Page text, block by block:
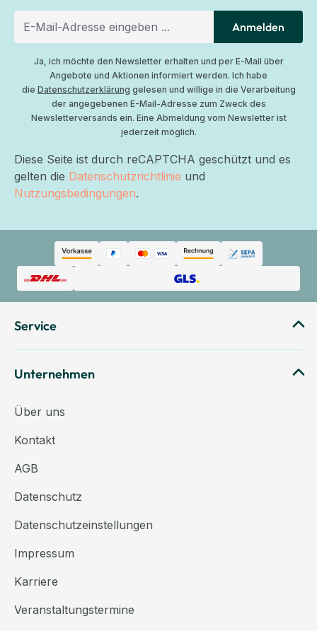
Anmelden
Ja, ich möchte den Newsletter erhalten und per E-Mail über
Angebote und Aktionen informiert werden. Ich habe
die Datenschutzerklärung gelesen und willige in die Verarbeitung
der angegebenen E-Mail-Adresse zum Zweck des
Newsletterversands ein. Eine Abmeldung vom Newsletter ist
jederzeit möglich.
Diese Seite ist durch reCAPTCHA geschützt und es
gelten die Datenschutzrichtlinie und
Nutzungsbedingungen.
Service
Unternehmen
Über uns
Kontakt
AGB
Datenschutz
Datenschutzeinstellungen
Impressum
Karriere
Veranstaltungstermine